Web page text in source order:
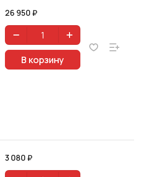
26 950 ₽
В корзину
3 080 ₽